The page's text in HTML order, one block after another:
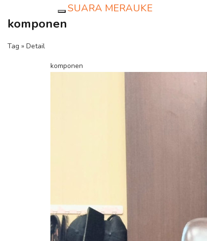
SUARA MERAUKE
komponen
Tag » Detail
komponen